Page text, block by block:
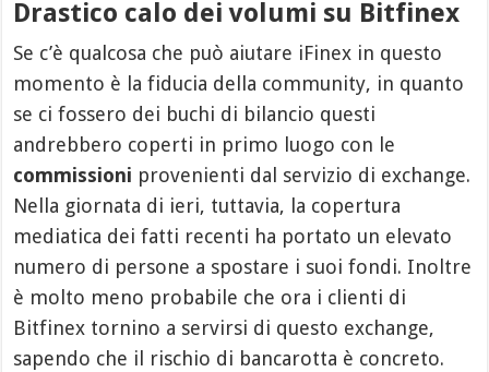
Drastico calo dei volumi su Bitfinex
Se c’è qualcosa che può aiutare iFinex in questo
momento è la fiducia della community, in quanto
se ci fossero dei buchi di bilancio questi
andrebbero coperti in primo luogo con le
commissioni provenienti dal servizio di exchange.
Nella giornata di ieri, tuttavia, la copertura
mediatica dei fatti recenti ha portato un elevato
numero di persone a spostare i suoi fondi. Inoltre
è molto meno probabile che ora i clienti di
Bitfinex tornino a servirsi di questo exchange,
sapendo che il rischio di bancarotta è concreto.